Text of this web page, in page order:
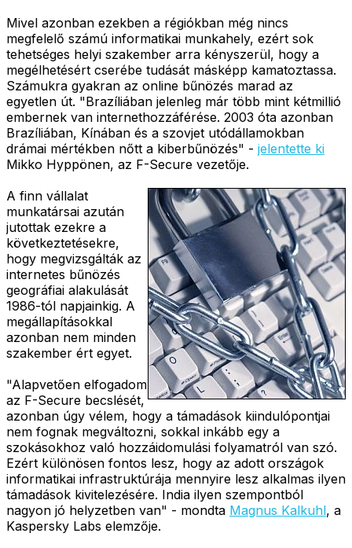
Mivel azonban ezekben a régiókban még nincs
megfelelő számú informatikai munkahely, ezért sok
tehetséges helyi szakember arra kényszerül, hogy a
megélhetésért cserébe tudását másképp kamatoztassa.
Számukra gyakran az online bűnözés marad az
egyetlen út. "Brazíliában jelenleg már több mint kétmillió
embernek van internethozzáférése. 2003 óta azonban
Brazíliában, Kínában és a szovjet utódállamokban
drámai mértékben nőtt a kiberbűnözés" - jelentette ki
Mikko Hyppönen, az F-Secure vezetője.
A finn vállalat
munkatársai azután
jutottak ezekre a
következtetésekre,
hogy megvizsgálták az
internetes bűnözés
geográfiai alakulását
1986-tól napjainkig. A
megállapításokkal
azonban nem minden
szakember ért egyet.
"Alapvetően elfogadom
az F-Secure becslését,
azonban úgy vélem, hogy a támadások kiindulópontjai
nem fognak megváltozni, sokkal inkább egy a
szokásokhoz való hozzáidomulási folyamatról van szó.
Ezért különösen fontos lesz, hogy az adott országok
informatikai infrastruktúrája mennyire lesz alkalmas ilyen
támadások kivitelezésére. India ilyen szempontból
nagyon jó helyzetben van" - mondta Magnus Kalkuhl, a
Kaspersky Labs elemzője.